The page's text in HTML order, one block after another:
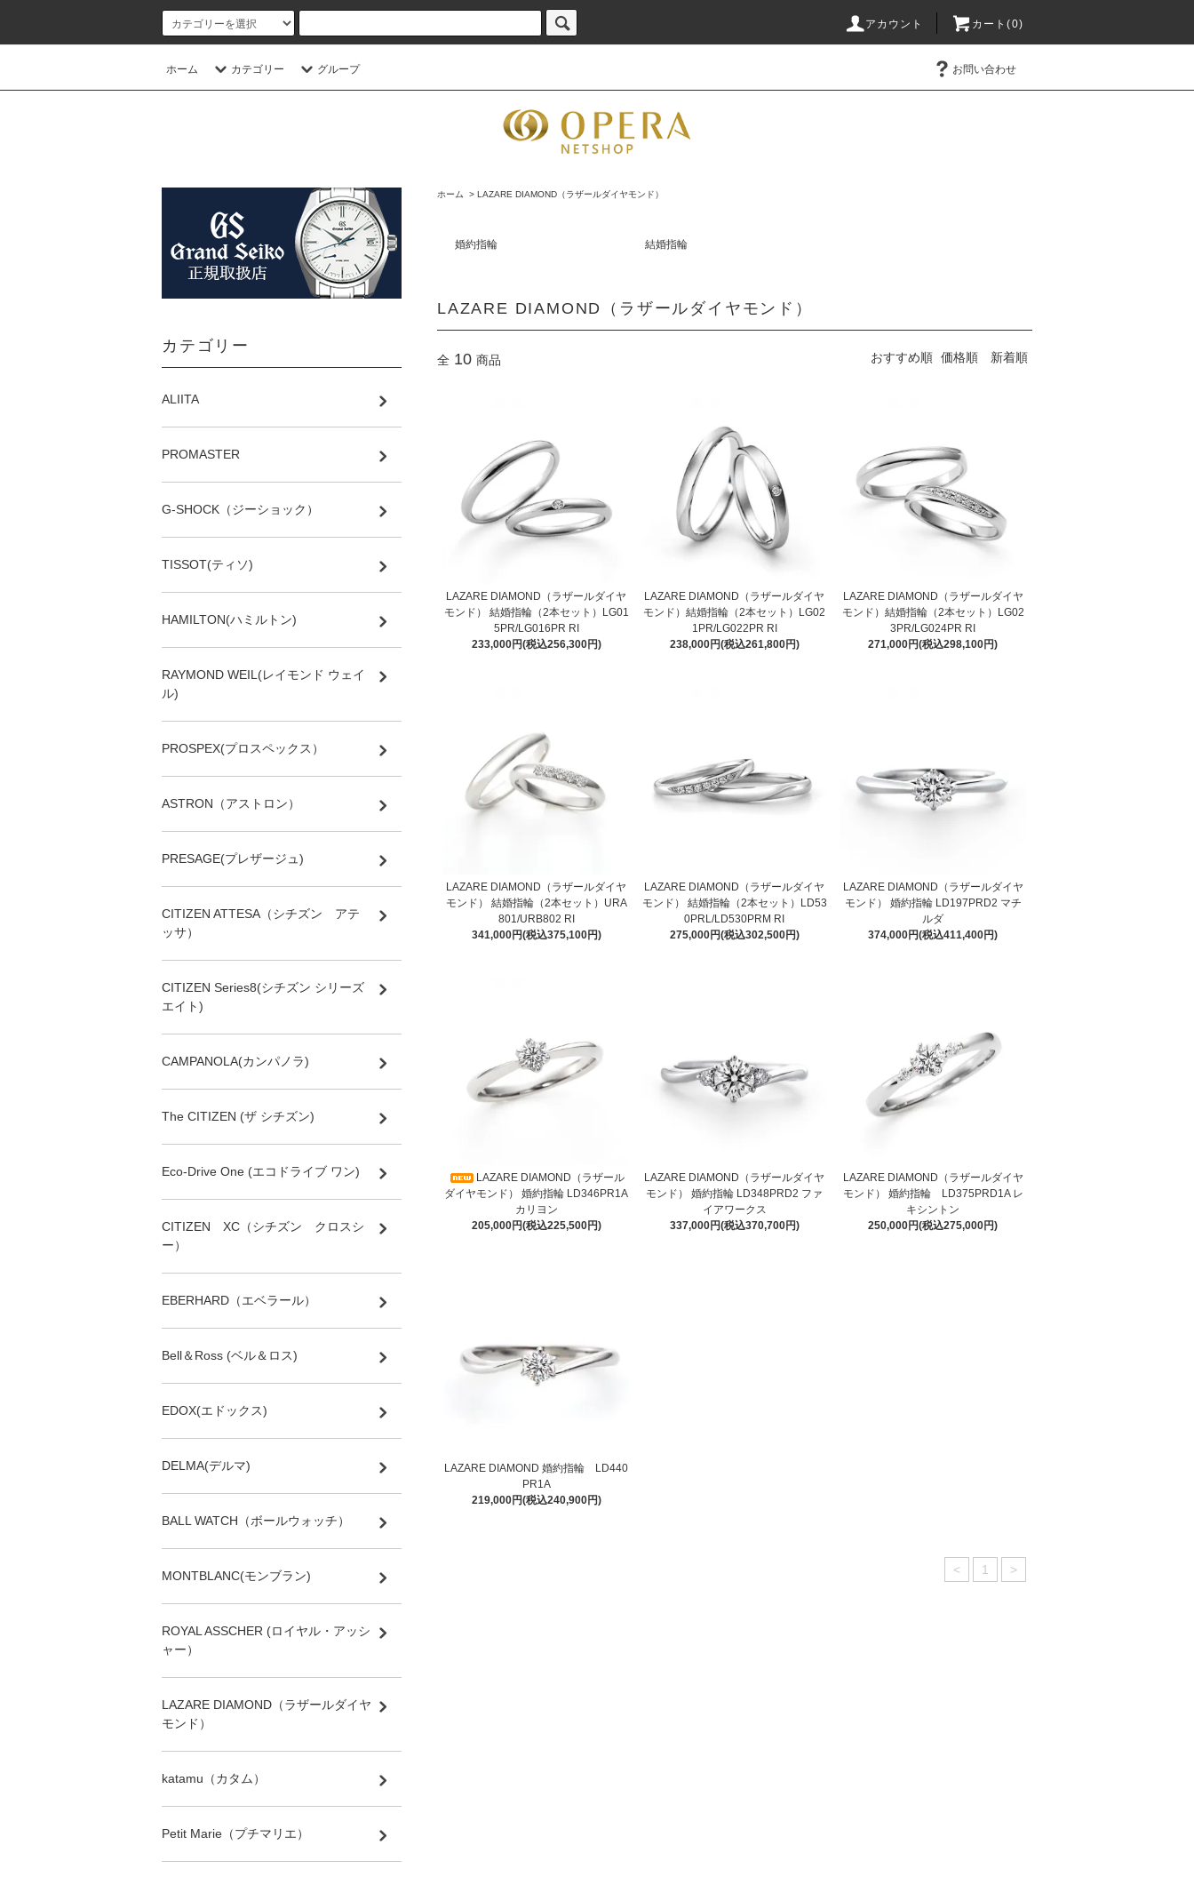
アカウント カート(0)
ホーム カテゴリー グループ お問い合わせ
ホーム > LAZARE DIAMOND（ラザールダイヤモンド）
婚約指輪 結婚指輪
LAZARE DIAMOND（ラザールダイヤモンド）
全 10 商品 おすすめ順 価格順 新着順
LAZARE DIAMOND（ラザールダイヤ
モンド） 結婚指輪（2本セット）LG01
5PR/LG016PR RI
233,000円(税込256,300円)
LAZARE DIAMOND（ラザールダイヤ
モンド）結婚指輪（2本セット）LG02
1PR/LG022PR RI
238,000円(税込261,800円)
LAZARE DIAMOND（ラザールダイヤ
モンド）結婚指輪（2本セット）LG02
3PR/LG024PR RI
271,000円(税込298,100円)
LAZARE DIAMOND（ラザールダイヤ
モンド） 結婚指輪（2本セット）URA
801/URB802 RI
341,000円(税込375,100円)
LAZARE DIAMOND（ラザールダイヤ
モンド） 結婚指輪（2本セット）LD53
0PRL/LD530PRM RI
275,000円(税込302,500円)
LAZARE DIAMOND（ラザールダイヤ
モンド） 婚約指輪 LD197PRD2 マチ
ルダ
374,000円(税込411,400円)
LAZARE DIAMOND（ラザール
ダイヤモンド） 婚約指輪 LD346PR1A
カリヨン
205,000円(税込225,500円)
LAZARE DIAMOND（ラザールダイヤ
モンド） 婚約指輪 LD348PRD2 ファ
イアワークス
337,000円(税込370,700円)
LAZARE DIAMOND（ラザールダイヤ
モンド） 婚約指輪 LD375PRD1A レ
キシントン
250,000円(税込275,000円)
LAZARE DIAMOND 婚約指輪 LD440
PR1A
219,000円(税込240,900円)
< 1 >
カテゴリー
ALIITA
PROMASTER
G-SHOCK（ジーショック）
TISSOT(ティソ)
HAMILTON(ハミルトン)
RAYMOND WEIL(レイモンド ウェイ
ル)
PROSPEX(プロスペックス）
ASTRON（アストロン）
PRESAGE(プレザージュ)
CITIZEN ATTESA（シチズン アテ
ッサ）
CITIZEN Series8(シチズン シリーズ
エイト)
CAMPANOLA(カンパノラ)
The CITIZEN (ザ シチズン)
Eco-Drive One (エコドライブ ワン)
CITIZEN XC（シチズン クロスシ
ー）
EBERHARD（エベラール）
Bell＆Ross (ベル＆ロス)
EDOX(エドックス)
DELMA(デルマ)
BALL WATCH（ボールウォッチ）
MONTBLANC(モンブラン)
ROYAL ASSCHER (ロイヤル・アッシ
ャー）
LAZARE DIAMOND（ラザールダイヤ
モンド）
katamu（カタム）
Petit Marie（プチマリエ）